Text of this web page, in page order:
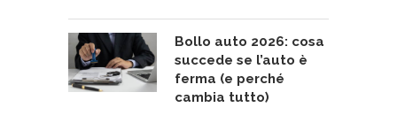
Bollo auto 2026: cosa
succede se l’auto è
ferma (e perché
cambia tutto)